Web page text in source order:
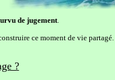
de jugement.
ce moment de vie partagé.
?